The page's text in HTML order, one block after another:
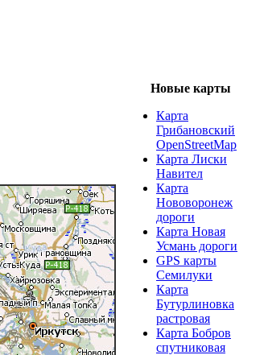
Новые карты
Карта
Грибановский
OpenStreetMap
Карта Лиски
Навител
Карта
Нововоронеж
дороги
Карта Новая
Усмань дороги
GPS карты
Семилуки
Карта
Бутурлиновка
растровая
Карта Бобров
спутниковая